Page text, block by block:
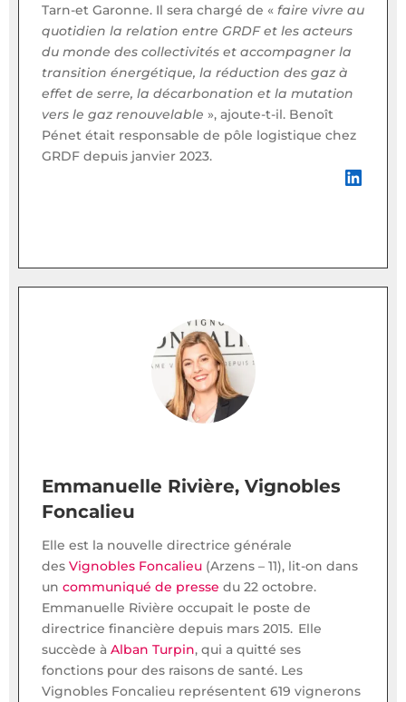
Tarn-et Garonne. Il sera chargé de « faire vivre au
quotidien la relation entre GRDF et les acteurs
du monde des collectivités et accompagner la
transition énergétique, la réduction des gaz à
effet de serre, la décarbonation et la mutation
vers le gaz renouvelable », ajoute-t-il. Benoît
Pénet était responsable de pôle logistique chez
GRDF depuis janvier 2023.
LinkedIn
Emmanuelle Rivière, Vignobles
Foncalieu
Elle est la nouvelle directrice générale
des Vignobles Foncalieu (Arzens – 11), lit-on dans
un communiqué de presse du 22 octobre.
Emmanuelle Rivière occupait le poste de
directrice financière depuis mars 2015. Elle
succède à Alban Turpin, qui a quitté ses
fonctions pour des raisons de santé. Les
Vignobles Foncalieu représentent 619 vignerons